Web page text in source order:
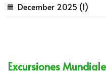
December 2025 (1)
Excursiones